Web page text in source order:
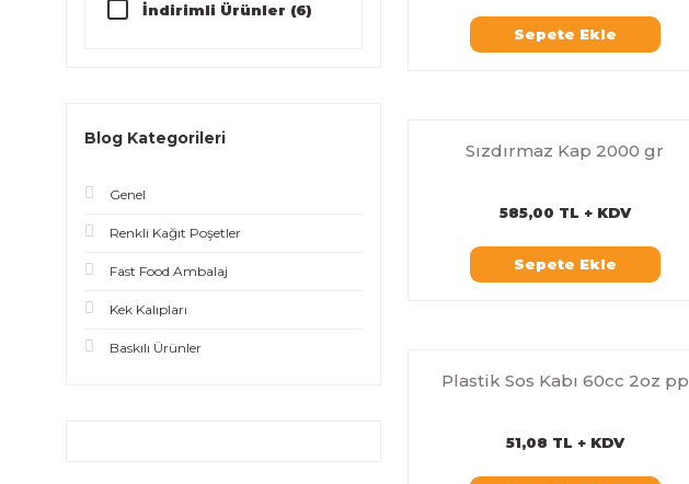
İndirimli Ürünler (6)
Blog Kategorileri
Genel
Renkli Kağıt Poşetler
Fast Food Ambalaj
Kek Kalıpları
Baskılı Ürünler
Sepete Ekle
Sızdırmaz Kap 2000 gr
585,00 TL + KDV
Sepete Ekle
Plastik Sos Kabı 60cc 2oz pp
51,08 TL + KDV